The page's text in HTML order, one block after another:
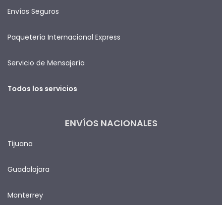
Envíos Seguros
Paquetería Internacional Express
Servicio de Mensajería
Todos los servicios
ENVÍOS NACIONALES
Tijuana
Guadalajara
Monterrey